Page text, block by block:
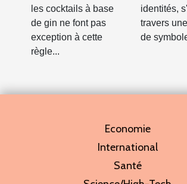
les cocktails à base
de gin ne font pas
exception à cette
règle...
identités,
travers
de
Economie
International
Santé